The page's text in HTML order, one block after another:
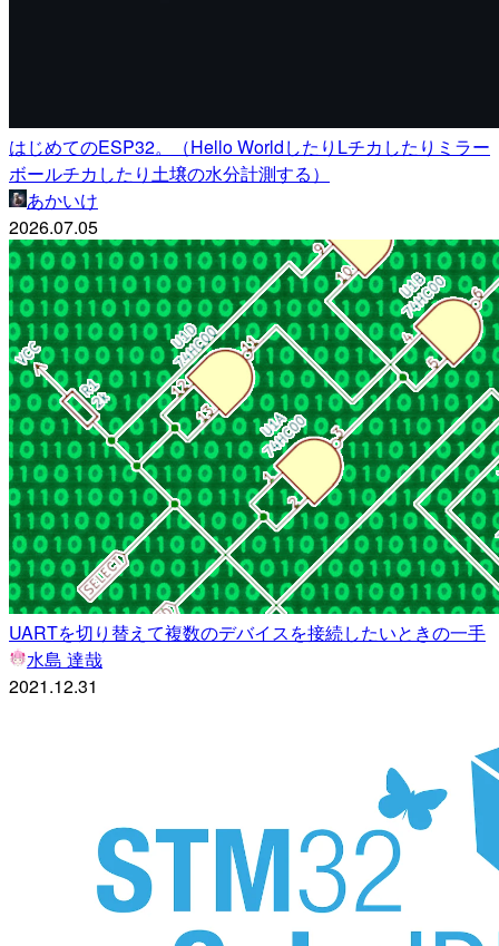
はじめてのESP32。（Hello WorldしたりLチカしたりミラー
ボールチカしたり土壌の水分計測する）
あかいけ
2026.07.05
UARTを切り替えて複数のデバイスを接続したいときの一手
水島 達哉
2021.12.31